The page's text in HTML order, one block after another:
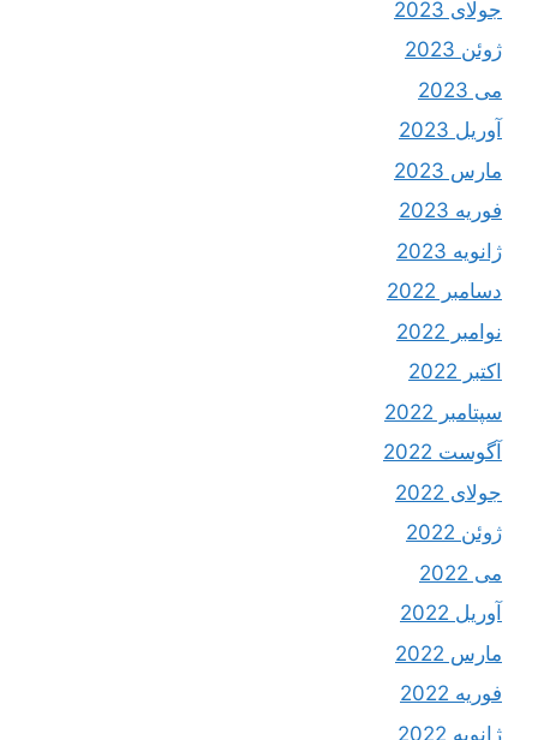
جولای 2023
ژوئن 2023
می 2023
آوریل 2023
مارس 2023
فوریه 2023
ژانویه 2023
دسامبر 2022
نوامبر 2022
اکتبر 2022
سپتامبر 2022
آگوست 2022
جولای 2022
ژوئن 2022
می 2022
آوریل 2022
مارس 2022
فوریه 2022
ژانویه 2022